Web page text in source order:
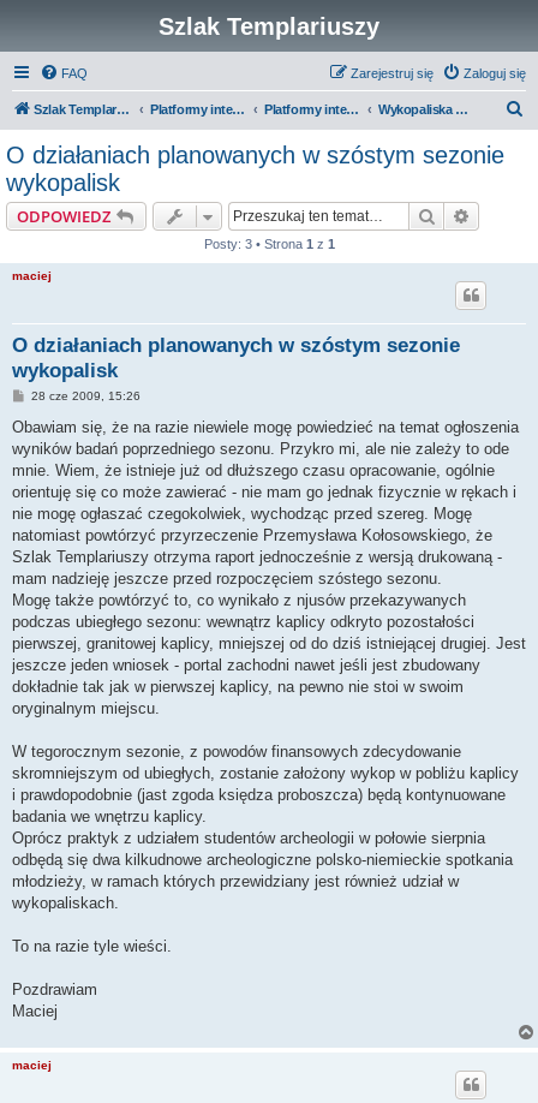
Szlak Templariuszy
FAQ Zaloguj się
Zarejestruj się
Szlak Templariuszy Platformy interaktywne Szlaku Templariuszy Platformy interaktywne - Miejsca związane z Templariuszami Wykopaliska archeologiczne w Chwarszczanach
O działaniach planowanych w szóstym sezonie
wykopalisk
ODPOWIEDZ Szukaj
Posty: 3 • Strona 1 z 1
maciej
O działaniach planowanych w szóstym sezonie
wykopalisk
P
s
28 cze 2009, 15:26
Obawiam się, że na razie niewiele mogę powiedzieć na temat ogłoszenia
wyników badań poprzedniego sezonu. Przykro mi, ale nie zależy to ode
mnie. Wiem, że istnieje już od dłuższego czasu opracowanie, ogólnie
orientuję się co może zawierać - nie mam go jednak fizycznie w rękach i
nie mogę ogłaszać czegokolwiek, wychodząc przed szereg. Mogę
natomiast powtórzyć przyrzeczenie Przemysława Kołosowskiego, że
Szlak Templariuszy otrzyma raport jednocześnie z wersją drukowaną -
mam nadzieję jeszcze przed rozpoczęciem szóstego sezonu.
Mogę także powtórzyć to, co wynikało z njusów przekazywanych
podczas ubiegłego sezonu: wewnątrz kaplicy odkryto pozostałości
pierwszej, granitowej kaplicy, mniejszej od do dziś istniejącej drugiej. Jest
jeszcze jeden wniosek - portal zachodni nawet jeśli jest zbudowany
dokładnie tak jak w pierwszej kaplicy, na pewno nie stoi w swoim
oryginalnym miejscu.
W tegorocznym sezonie, z powodów finansowych zdecydowanie
skromniejszym od ubiegłych, zostanie założony wykop w pobliżu kaplicy
i prawdopodobnie (jast zgoda księdza proboszcza) będą kontynuowane
badania we wnętrzu kaplicy.
Oprócz praktyk z udziałem studentów archeologii w połowie sierpnia
odbędą się dwa kilkudnowe archeologiczne polsko-niemieckie spotkania
młodzieży, w ramach których przewidziany jest również udział w
wykopaliskach.
To na razie tyle wieści.
Pozdrawiam
Maciej
maciej